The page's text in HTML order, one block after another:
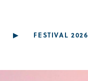
▶︎ FESTIVAL 2026